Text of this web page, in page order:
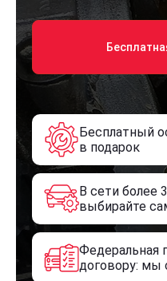
Бесплатный
в подарок
В сети более
выбирайте
Федеральная
договору: мы